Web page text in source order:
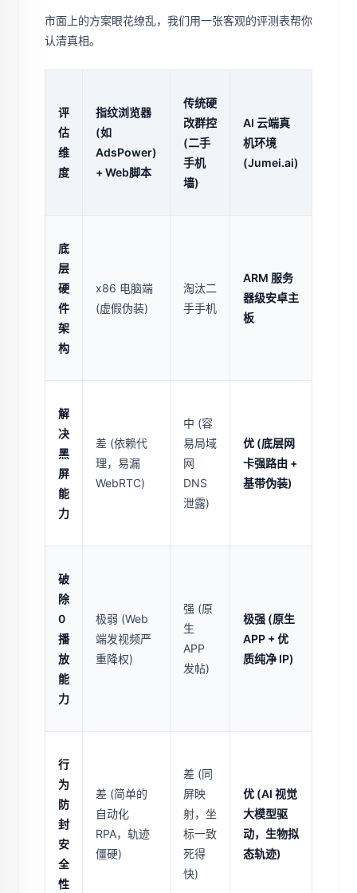
市面上的方案眼花缭乱，我们用一张客观的评测表帮你
认清真相。
评
估
维
度
指纹浏览器
(如
AdsPower)
+ Web脚本
传统硬
改群控
(二手
手机
墙)
AI 云端真
机环境
(Jumei.ai)
底
层
硬
件
架
构
x86 电脑端
(虚假伪装)
淘汰二
手手机
ARM 服务
器级安卓主
板
解
决
黑
屏
能
力
差 (依赖代
理，易漏
WebRTC)
中 (容
易局域
网
DNS
泄露)
优 (底层网
卡强路由 +
基带伪装)
破
除
0
播
放
能
力
极弱 (Web
端发视频严
重降权)
强 (原
生
APP
发帖)
极强 (原生
APP + 优
质纯净 IP)
行
为
防
封
安
全
性
差 (简单的
自动化
RPA，轨迹
僵硬)
差 (同
屏映
射，坐
标一致
死得
快)
优 (AI 视觉
大模型驱
动，生物拟
态轨迹)